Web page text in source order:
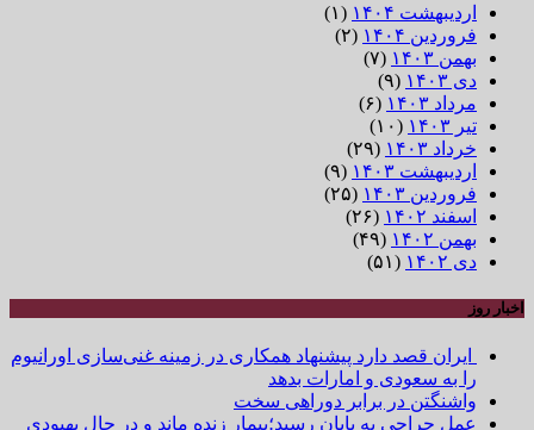
اردیبهشت ۱۴۰۴
(۱)
فروردین ۱۴۰۴
(۲)
بهمن ۱۴۰۳
(۷)
دی ۱۴۰۳
(۹)
مرداد ۱۴۰۳
(۶)
تیر ۱۴۰۳
(۱۰)
خرداد ۱۴۰۳
(۲۹)
اردیبهشت ۱۴۰۳
(۹)
فروردین ۱۴۰۳
(۲۵)
اسفند ۱۴۰۲
(۲۶)
بهمن ۱۴۰۲
(۴۹)
دی ۱۴۰۲
(۵۱)
اخبار روز
ایران قصد دارد پیشنهاد همکاری در زمینه غنی‌سازی اورانیوم
را به سعودی و امارات بدهد
واشنگتن در برابر دوراهی سخت
عمل جراحی به پایان رسید؛بیمار زنده ماند و در حال بهبودی